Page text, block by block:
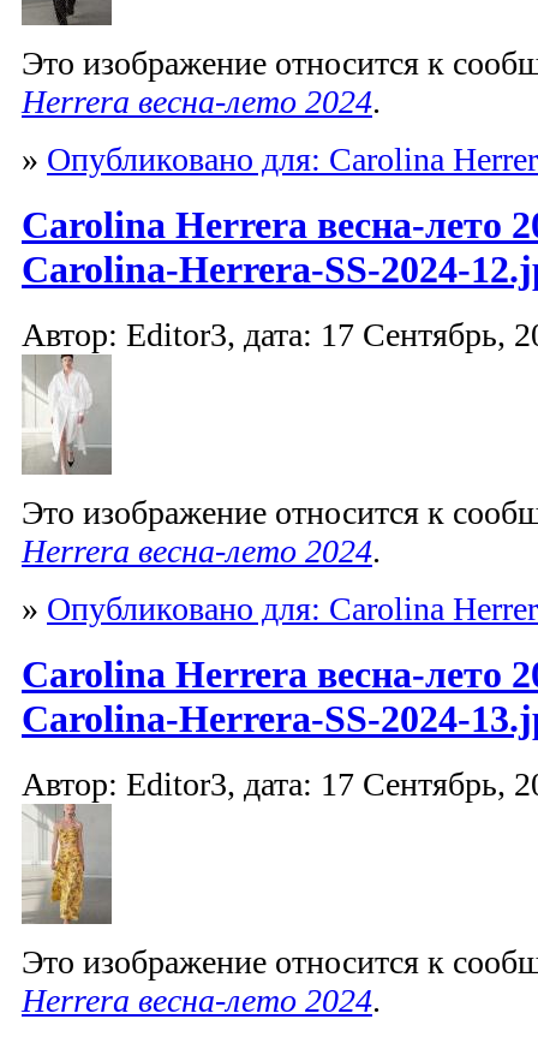
Это изображение относится к
Herrera весна-лето 2024.
» Опубликовано для: Carolina
Carolina Herrera весна-лето
Carolina-Herrera-SS-2024-
Автор: Editor3, дата: 17 Сентябрь,
Это изображение относится к
Herrera весна-лето 2024.
» Опубликовано для: Carolina
Carolina Herrera весна-лето
Carolina-Herrera-SS-2024-
Автор: Editor3, дата: 17 Сентябрь,
Это изображение относится к
Herrera весна-лето 2024.